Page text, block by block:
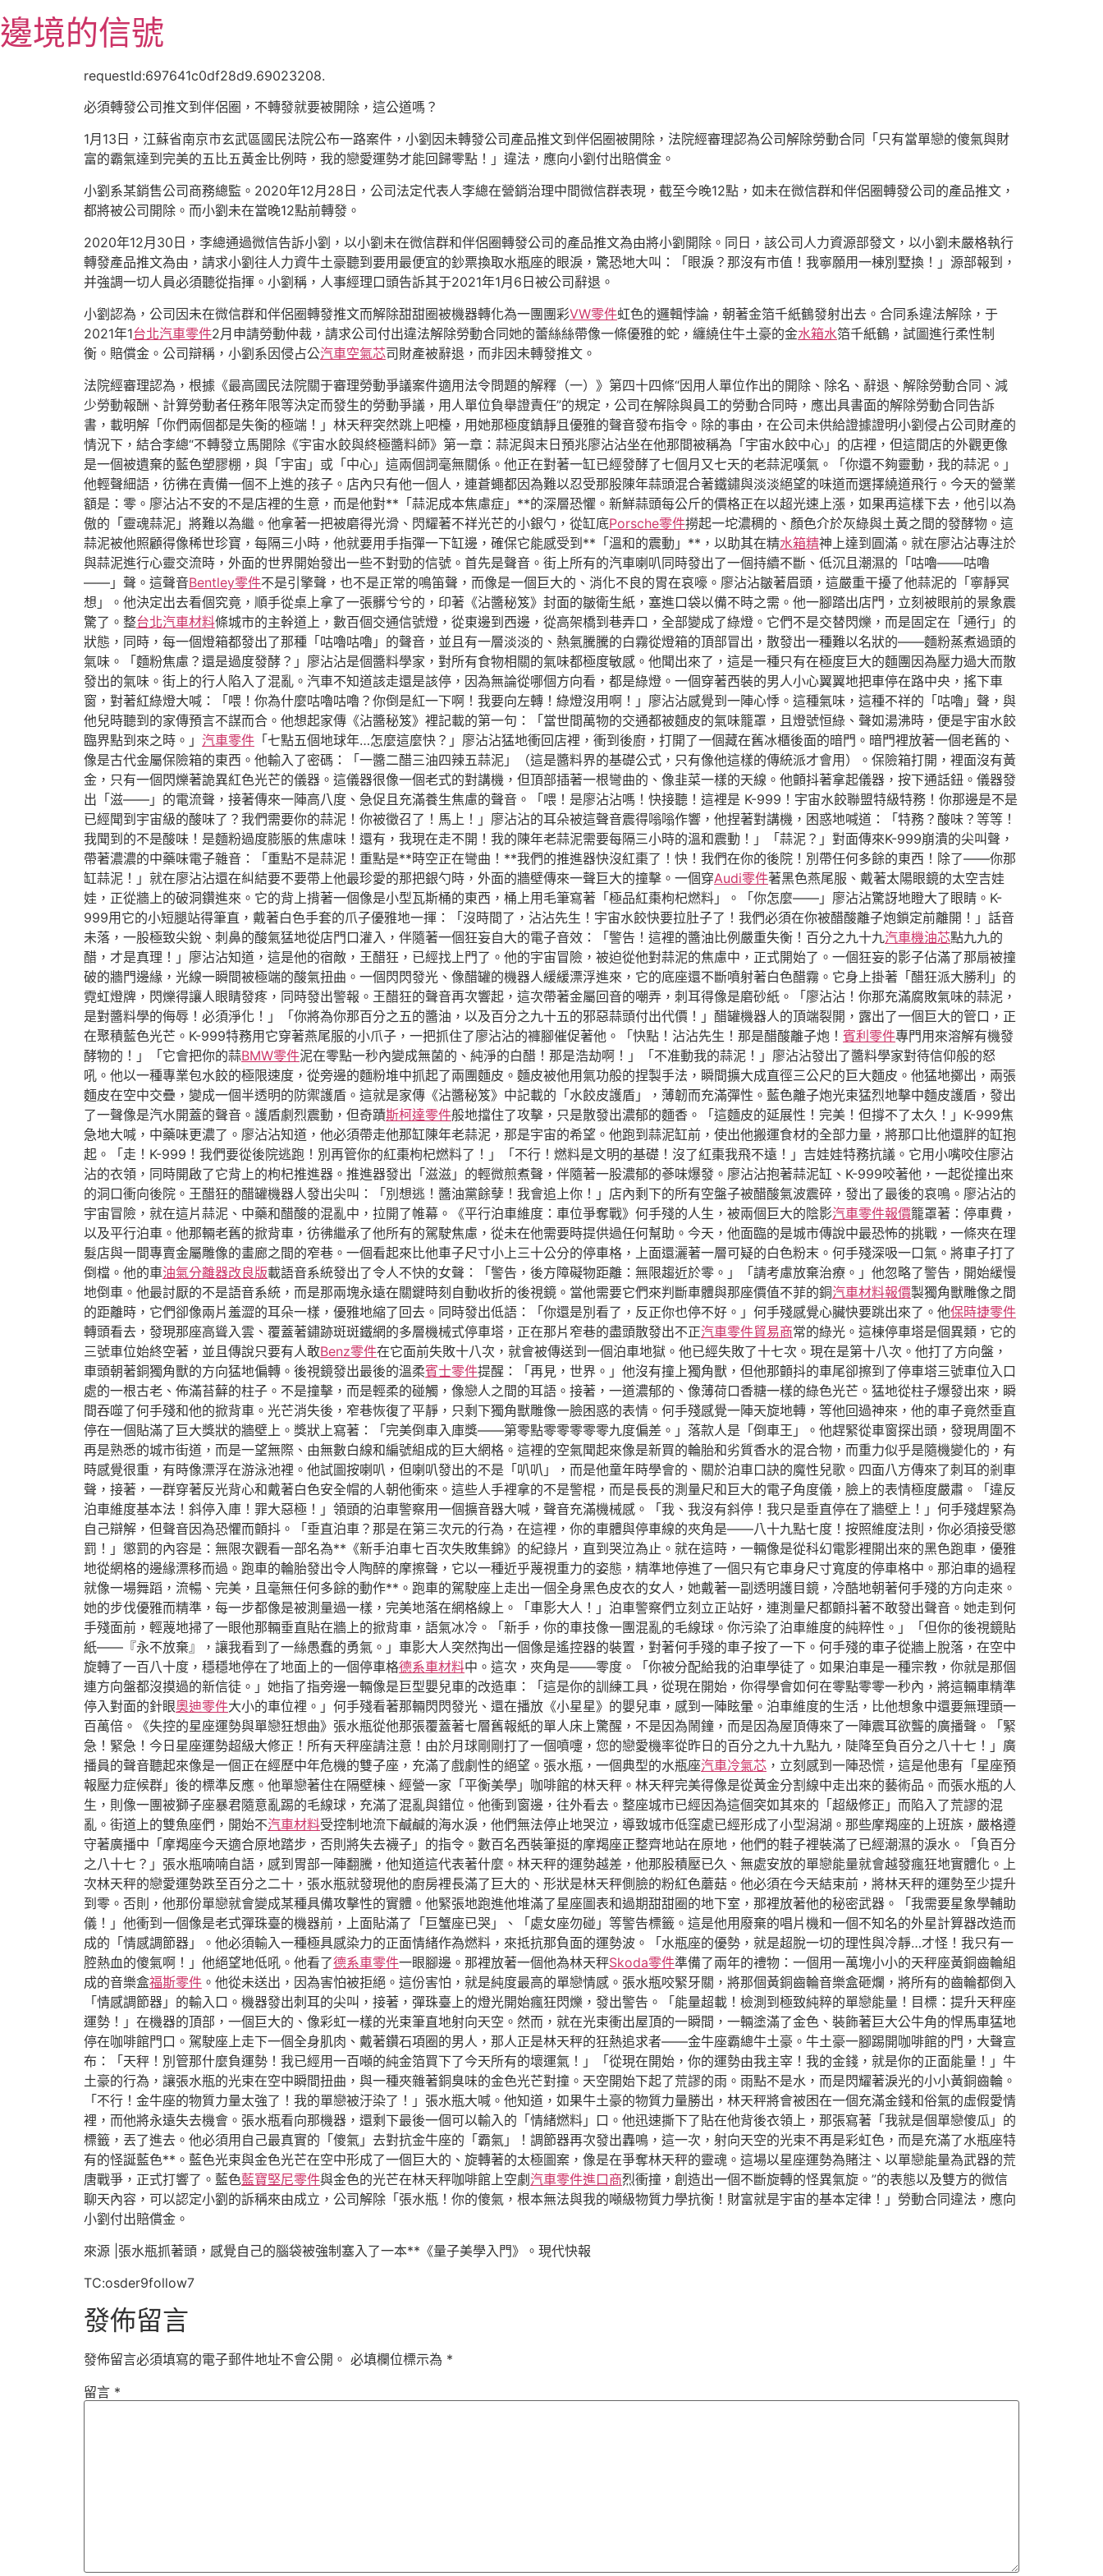
至
主
邊境的信號
requestId:697641c0df28d9.69023208.
必須轉發公司推文到伴侶圈，不轉發就要被開除，這公道嗎？
1月13日，江蘇省南京市玄武區國民法院公布一路案件，小劉因未轉發公司產品推文到伴侶圈被開除，法院經審理認為公司解除勞動合同「只有當單戀的傻氣與財
富的霸氣達到完美的五比五黃金比例時，我的戀愛運勢才能回歸零點！」違法，應向小劉付出賠償金。
小劉系某銷售公司商務總監。2020年12月28日，公司法定代表人李總在營銷治理中間微信群表現，截至今晚12點，如未在微信群和伴侶圈轉發公司的產品推文，
都將被公司開除。而小劉未在當晚12點前轉發。
2020年12月30日，李總通過微信告訴小劉，以小劉未在微信群和伴侶圈轉發公司的產品推文為由將小劉開除。同日，該公司人力資源部發文，以小劉未嚴格執行
轉發產品推文為由，請求小劉往人力資牛土豪聽到要用最便宜的鈔票換取水瓶座的眼淚，驚恐地大叫：「眼淚？那沒有市值！我寧願用一棟別墅換！」源部報到，
并強調一切人員必須聽從指揮。小劉稱，人事經理口頭告訴其于2021年1月6日被公司辭退。
小劉認為，公司因未在微信群和伴侶圈轉發推文而解除甜甜圈被機器轉化為一團團彩VW零件虹色的邏輯悖論，朝著金箔千紙鶴發射出去。合同系違法解除，于
2021年1台北汽車零件2月申請勞動仲裁，請求公司付出違法解除勞動合同她的蕾絲絲帶像一條優雅的蛇，纏繞住牛土豪的金水箱水箔千紙鶴，試圖進行柔性制
衡。賠償金。公司辯稱，小劉系因侵占公汽車空氣芯司財產被辭退，而非因未轉發推文。
法院經審理認為，根據《最高國民法院關于審理勞動爭議案件適用法令問題的解釋（一）》第四十四條“因用人單位作出的開除、除名、辭退、解除勞動合同、減
少勞動報酬、計算勞動者任務年限等決定而發生的勞動爭議，用人單位負舉證責任”的規定，公司在解除與員工的勞動合同時，應出具書面的解除勞動合同告訴
書，載明解「你們兩個都是失衡的極端！」林天秤突然跳上吧檯，用她那極度鎮靜且優雅的聲音發布指令。除的事由，在公司未供給證據證明小劉侵占公司財產的
情況下，結合李總“不轉發立馬開除《宇宙水餃與終極醬料師》第一章：蒜泥與末日預兆廖沾沾坐在他那間被稱為「宇宙水餃中心」的店裡，但這間店的外觀更像
是一個被遺棄的藍色塑膠棚，與「宇宙」或「中心」這兩個詞毫無關係。他正在對著一缸已經發酵了七個月又七天的老蒜泥嘆氣。「你還不夠靈動，我的蒜泥。」
他輕聲細語，彷彿在責備一個不上進的孩子。店內只有他一個人，連蒼蠅都因為難以忍受那股陳年蒜頭混合著鐵鏽與淡淡絕望的味道而選擇繞道飛行。今天的營業
額是：零。廖沾沾不安的不是店裡的生意，而是他對**「蒜泥成本焦慮症」**的深層恐懼。新鮮蒜頭每公斤的價格正在以超光速上漲，如果再這樣下去，他引以為
傲的「靈魂蒜泥」將難以為繼。他拿著一把被磨得光滑、閃耀著不祥光芒的小銀勺，從缸底Porsche零件撈起一坨濃稠的、顏色介於灰綠與土黃之間的發酵物。這
蒜泥被他照顧得像稀世珍寶，每隔三小時，他就要用手指彈一下缸邊，確保它能感受到**「溫和的震動」**，以助其在精水箱精神上達到圓滿。就在廖沾沾專注於
與蒜泥進行心靈交流時，外面的世界開始發出一些不對勁的信號。首先是聲音。街上所有的汽車喇叭同時發出了一個持續不斷、低沉且潮濕的「咕嚕——咕嚕
——」聲。這聲音Bentley零件不是引擎聲，也不是正常的鳴笛聲，而像是一個巨大的、消化不良的胃在哀嚎。廖沾沾皺著眉頭，這嚴重干擾了他蒜泥的「寧靜冥
想」。他決定出去看個究竟，順手從桌上拿了一張髒兮兮的，印著《沾醬秘笈》封面的皺衛生紙，塞進口袋以備不時之需。他一腳踏出店門，立刻被眼前的景象震
驚了。整台北汽車材料條城市的主幹道上，數百個交通信號燈，從東邊到西邊，從高架橋到巷弄口，全部變成了綠燈。它們不是交替閃爍，而是固定在「通行」的
狀態，同時，每一個燈箱都發出了那種「咕嚕咕嚕」的聲音，並且有一層淡淡的、熱氣騰騰的白霧從燈箱的頂部冒出，散發出一種難以名狀的——麵粉蒸煮過頭的
氣味。「麵粉焦慮？還是過度發酵？」廖沾沾是個醬料學家，對所有食物相關的氣味都極度敏感。他聞出來了，這是一種只有在極度巨大的麵團因為壓力過大而散
發出的氣味。街上的行人陷入了混亂。汽車不知道該走還是該停，因為無論從哪個方向看，都是綠燈。一個穿著西裝的男人小心翼翼地把車停在路中央，搖下車
窗，對著紅綠燈大喊：「喂！你為什麼咕嚕咕嚕？你倒是紅一下啊！我要向左轉！綠燈沒用啊！」廖沾沾感覺到一陣心悸。這種氣味，這種不祥的「咕嚕」聲，與
他兒時聽到的家傳預言不謀而合。他想起家傳《沾醬秘笈》裡記載的第一句：「當世間萬物的交通都被麵皮的氣味籠罩，且燈號恒綠、聲如湯沸時，便是宇宙水餃
臨界點到來之時。」 汽車零件 「七點五個地球年…怎麼這麼快？」廖沾沾猛地衝回店裡，衝到後廚，打開了一個藏在舊冰櫃後面的暗門。暗門裡放著一個老舊的、
像是古代金屬保險箱的東西。他輸入了密碼：「一醬二醋三油四辣五蒜泥」（這是醬料界的基礎公式，只有像他這樣的傳統派才會用）。保險箱打開，裡面沒有黃
金，只有一個閃爍著詭異紅色光芒的儀器。這儀器很像一個老式的對講機，但頂部插著一根彎曲的、像韭菜一樣的天線。他顫抖著拿起儀器，按下通話鈕。儀器發
出「滋——」的電流聲，接著傳來一陣高八度、急促且充滿養生焦慮的聲音。「喂！是廖沾沾嗎！快接聽！這裡是 K-999！宇宙水餃聯盟特級特務！你那邊是不是
已經聞到宇宙級的酸味了？我們需要你的蒜泥！你被徵召了！馬上！」廖沾沾的耳朵被這聲音震得嗡嗡作響，他捏著對講機，困惑地喊道：「特務？酸味？等等！
我聞到的不是酸味！是麵粉過度膨脹的焦慮味！還有，我現在走不開！我的陳年老蒜泥需要每隔三小時的溫和震動！」「蒜泥？」對面傳來K-999崩潰的尖叫聲，
帶著濃濃的中藥味電子雜音：「重點不是蒜泥！重點是**時空正在彎曲！**我們的推進器快沒紅棗了！快！我們在你的後院！別帶任何多餘的東西！除了——你那
缸蒜泥！」就在廖沾沾還在糾結要不要帶上他最珍愛的那把銀勺時，外面的牆壁傳來一聲巨大的撞擊。一個穿Audi零件著黑色燕尾服、戴著太陽眼鏡的太空吉娃
娃，正從牆上的破洞鑽進來。它的背上揹著一個像是小型瓦斯桶的東西，桶上用毛筆寫著「極品紅棗枸杞燃料」。「你怎麼——」廖沾沾驚訝地瞪大了眼睛。K-
999用它的小短腿站得筆直，戴著白色手套的爪子優雅地一揮：「沒時間了，沾沾先生！宇宙水餃快要拉肚子了！我們必須在你被醋酸離子炮鎖定前離開！」話音
未落，一股極致尖銳、刺鼻的酸氣猛地從店門口灌入，伴隨著一個狂妄自大的電子音效：「警告！這裡的醬油比例嚴重失衡！百分之九十九汽車機油芯點九九的
醋，才是真理！」廖沾沾知道，這是他的宿敵，王醋狂，已經找上門了。他的宇宙冒險，被迫從他對蒜泥的焦慮中，正式開始了。一個狂妄的影子佔滿了那扇被撞
破的牆門邊緣，光線一瞬間被極端的酸氣扭曲。一個閃閃發光、像醋罐的機器人緩緩漂浮進來，它的底座還不斷噴射著白色醋霧。它身上掛著「醋狂派大勝利」的
霓虹燈牌，閃爍得讓人眼睛發疼，同時發出警報。王醋狂的聲音再次響起，這次帶著金屬回音的嘲弄，刺耳得像是磨砂紙。「廖沾沾！你那充滿腐敗氣味的蒜泥，
是對醬料學的侮辱！必須淨化！」「你將為你那百分之五的醬油，以及百分之九十五的邪惡蒜頭付出代價！」醋罐機器人的頂端裂開，露出了一個巨大的管口，正
在聚積藍色光芒。K-999特務用它穿著燕尾服的小爪子，一把抓住了廖沾沾的褲腳催促著他。「快點！沾沾先生！那是醋酸離子炮！ 賓利零件專門用來溶解有機發
酵物的！」「它會把你的蒜BMW零件泥在零點一秒內變成無菌的、純淨的白醋！那是浩劫啊！」「不准動我的蒜泥！」廖沾沾發出了醬料學家對待信仰般的怒
吼。他以一種專業包水餃的極限速度，從旁邊的麵粉堆中抓起了兩團麵皮。麵皮被他用氣功般的捏製手法，瞬間擴大成直徑三公尺的巨大麵皮。他猛地擲出，兩張
麵皮在空中交疊，變成一個半透明的防禦護盾。這就是家傳《沾醬秘笈》中記載的「水餃皮護盾」，薄韌而充滿彈性。藍色離子炮光束猛烈地擊中麵皮護盾，發出
了一聲像是汽水開蓋的聲音。護盾劇烈震動，但奇蹟斯柯達零件般地擋住了攻擊，只是散發出濃郁的麵香。「這麵皮的延展性！完美！但撐不了太久！」K-999焦
急地大喊，中藥味更濃了。廖沾沾知道，他必須帶走他那缸陳年老蒜泥，那是宇宙的希望。他跑到蒜泥缸前，使出他搬運食材的全部力量，將那口比他還胖的缸抱
起。「走！K-999！我們要從後院逃跑！別再管你的紅棗枸杞燃料了！」「不行！燃料是文明的基礎！沒了紅棗我飛不遠！」吉娃娃特務抗議。它用小嘴咬住廖沾
沾的衣領，同時開啟了它背上的枸杞推進器。推進器發出「滋滋」的輕微煎煮聲，伴隨著一股濃郁的蔘味爆發。廖沾沾抱著蒜泥缸、K-999咬著他，一起從撞出來
的洞口衝向後院。王醋狂的醋罐機器人發出尖叫：「別想逃！醬油黨餘孽！我會追上你！」店內剩下的所有空盤子被醋酸氣波震碎，發出了最後的哀鳴。廖沾沾的
宇宙冒險，就在這片蒜泥、中藥和醋酸的混亂中，拉開了帷幕。《平行泊車維度：車位爭奪戰》何手殘的人生，被兩個巨大的陰影汽車零件報價籠罩著：停車費，
以及平行泊車。他那輛老舊的掀背車，彷彿繼承了他所有的駕駛焦慮，從未在他需要時提供過任何幫助。今天，他面臨的是城市傳說中最恐怖的挑戰，一條夾在理
髮店與一間專賣金屬雕像的畫廊之間的窄巷。一個看起來比他車子尺寸小上三十公分的停車格，上面還灑著一層可疑的白色粉末。何手殘深吸一口氣。將車子打了
倒檔。他的車油氣分離器改良版載語音系統發出了令人不快的女聲：「警告，後方障礙物距離：無限趨近於零。」「請考慮放棄治療。」他忽略了警告，開始緩慢
地倒車。他最討厭的不是語音系統，而是那兩塊永遠在關鍵時刻自動收折的後視鏡。當他需要它們來判斷車體與那座價值不菲的銅汽車材料報價製獨角獸雕像之間
的距離時，它們卻像兩片羞澀的耳朵一樣，優雅地縮了回去。同時發出低語：「你還是別看了，反正你也停不好。」何手殘感覺心臟快要跳出來了。他保時捷零件
轉頭看去，發現那座高聳入雲、覆蓋著鏽跡斑斑鐵網的多層機械式停車塔，正在那片窄巷的盡頭散發出不正汽車零件貿易商常的綠光。這棟停車塔是個異類，它的
三號車位始終空著，並且傳說只要有人敢Benz零件在它面前失敗十八次，就會被傳送到一個泊車地獄。他已經失敗了十七次。現在是第十八次。他打了方向盤，
車頭朝著銅獨角獸的方向猛地偏轉。後視鏡發出最後的溫柔賓士零件提醒：「再見，世界。」他沒有撞上獨角獸，但他那顫抖的車尾卻擦到了停車塔三號車位入口
處的一根古老、佈滿苔蘚的柱子。不是撞擊，而是輕柔的碰觸，像戀人之間的耳語。接著，一道濃郁的、像薄荷口香糖一樣的綠色光芒。猛地從柱子爆發出來，瞬
間吞噬了何手殘和他的掀背車。光芒消失後，窄巷恢復了平靜，只剩下獨角獸雕像一臉困惑的表情。何手殘感覺一陣天旋地轉，等他回過神來，他的車子竟然垂直
停在一個貼滿了巨大獎狀的牆壁上。獎狀上寫著：「完美倒車入庫獎——第零點零零零零零九度偏差。」落款人是「倒車王」。他趕緊從車窗探出頭，發現周圍不
再是熟悉的城市街道，而是一望無際、由無數白線和編號組成的巨大網格。這裡的空氣聞起來像是新買的輪胎和劣質香水的混合物，而重力似乎是隨機變化的，有
時感覺很重，有時像漂浮在游泳池裡。他試圖按喇叭，但喇叭發出的不是「叭叭」，而是他童年時學會的、關於泊車口訣的魔性兒歌。四面八方傳來了刺耳的剎車
聲，接著，一群穿著反光背心和戴著白色安全帽的人朝他衝來。這些人手裡拿的不是警棍，而是長長的測量尺和巨大的電子角度儀，臉上的表情極度嚴肅。「違反
泊車維度基本法！斜停入庫！罪大惡極！」領頭的泊車警察用一個擴音器大喊，聲音充滿機械感。「我、我沒有斜停！我只是垂直停在了牆壁上！」何手殘趕緊為
自己辯解，但聲音因為恐懼而顫抖。「垂直泊車？那是在第三次元的行為，在這裡，你的車體與停車線的夾角是——八十九點七度！按照維度法則，你必須接受懲
罰！」懲罰的內容是：無限次觀看一部名為**《新手泊車七百次失敗集錦》的紀錄片，直到哭泣為止。就在這時，一輛像是從科幻電影裡開出來的黑色跑車，優雅
地從網格的邊緣漂移而過。跑車的輪胎發出令人陶醉的摩擦聲，它以一種近乎蔑視重力的姿態，精準地停進了一個只有它車身尺寸寬度的停車格中。那泊車的過程
就像一場舞蹈，流暢、完美，且毫無任何多餘的動作**。跑車的駕駛座上走出一個全身黑色皮衣的女人，她戴著一副透明護目鏡，冷酷地朝著何手殘的方向走來。
她的步伐優雅而精準，每一步都像是被測量過一樣，完美地落在網格線上。「車影大人！」泊車警察們立刻立正站好，連測量尺都顫抖著不敢發出聲音。她走到何
手殘面前，輕蔑地掃了一眼他那輛垂直貼在牆上的掀背車，語氣冰冷。「新手，你的車技像一團混亂的毛線球。你污染了泊車維度的純粹性。」「但你的後視鏡貼
紙——『永不放棄』，讓我看到了一絲愚蠢的勇氣。」車影大人突然掏出一個像是遙控器的裝置，對著何手殘的車子按了一下。何手殘的車子從牆上脫落，在空中
旋轉了一百八十度，穩穩地停在了地面上的一個停車格德系車材料中。這次，夾角是——零度。「你被分配給我的泊車學徒了。如果泊車是一種宗教，你就是那個
連方向盤都沒摸過的新信徒。」她指了指旁邊一輛像是巨型嬰兒車的改造車：「這是你的訓練工具，從現在開始，你得學會如何在零點零零一秒內，將這輛車精準
停入對面的針眼奧迪零件大小的車位裡。」何手殘看著那輛閃閃發光、還在播放《小星星》的嬰兒車，感到一陣眩暈。泊車維度的生活，比他想象中還要無理頭一
百萬倍。《失控的星座運勢與單戀狂想曲》張水瓶從他那張覆蓋著七層舊報紙的單人床上驚醒，不是因為鬧鐘，而是因為屋頂傳來了一陣震耳欲聾的廣播聲。「緊
急！緊急！今日星座運勢超級大修正！所有天秤座請注意！由於月球剛剛打了一個噴嚏，您的戀愛機率從昨日的百分之九十九點九，陡降至負百分之八十七！」廣
播員的聲音聽起來像是一個正在經歷中年危機的雙子座，充滿了戲劇性的絕望。張水瓶，一個典型的水瓶座汽車冷氣芯 ，立刻感到一陣恐慌，這是他患有「星座預
報壓力症候群」後的標準反應。他單戀著住在隔壁棟、經營一家「平衡美學」咖啡館的林天秤。林天秤完美得像是從黃金分割線中走出來的藝術品。而張水瓶的人
生，則像一團被獅子座暴君隨意亂踢的毛線球，充滿了混亂與錯位。他衝到窗邊，往外看去。整座城市已經因為這個突如其來的「超級修正」而陷入了荒謬的混
亂。街道上的雙魚座們，開始不汽車材料受控制地流下鹹鹹的海水淚，他們無法停止地哭泣，導致城市低窪處已經形成了小型潟湖。那些摩羯座的上班族，嚴格遵
守著廣播中「摩羯座今天適合原地踏步，否則將失去襪子」的指令。數百名西裝筆挺的摩羯座正整齊地站在原地，他們的鞋子裡裝滿了已經潮濕的淚水。「負百分
之八十七？」張水瓶喃喃自語，感到胃部一陣翻騰，他知道這代表著什麼。林天秤的運勢越差，他那股積壓已久、無處安放的單戀能量就會越發瘋狂地實體化。上
次林天秤的戀愛運勢跌至百分之二十，張水瓶就發現他的廚房裡長滿了巨大的、形狀是林天秤側臉的粉紅色蘑菇。他必須在今天結束前，將林天秤的運勢至少提升
到零。否則，他那份單戀就會變成某種具備攻擊性的實體。他緊張地跑進他堆滿了星座圖表和過期甜甜圈的地下室，那裡放著他的秘密武器。「我需要星象學輔助
儀！」他衝到一個像是老式彈珠臺的機器前，上面貼滿了「巨蟹座已哭」、「處女座勿碰」等警告標籤。這是他用廢棄的唱片機和一個不知名的外星計算器改造而
成的「情感調節器」。他必須輸入一種極具感染力的正面情緒作為燃料，來抵抗那負面的運勢波。「水瓶座的優勢，就是超脫一切的理性與冷靜…才怪！我只有一
腔熱血的傻氣啊！」他絕望地低吼。他看了德系車零件一眼腳邊。那裡放著一個他為林天秤Skoda零件準備了兩年的禮物：一個用一萬塊小小的天秤座黃銅齒輪組
成的音樂盒福斯零件 。他從未送出，因為害怕被拒絕。這份害怕，就是純度最高的單戀情感。張水瓶咬緊牙關，將那個黃銅齒輪音樂盒砸爛，將所有的齒輪都倒入
「情感調節器」的輸入口。機器發出刺耳的尖叫，接著，彈珠臺上的燈光開始瘋狂閃爍，發出警告。「能量超載！檢測到極致純粹的單戀能量！目標：提升天秤座
運勢！」在機器的頂部，一個巨大的、像彩虹一樣的光束筆直地射向天空。然而，就在光束衝出屋頂的一瞬間，一輛塗滿了金色、裝飾著巨大公牛角的悍馬車猛地
停在咖啡館門口。駕駛座上走下一個全身肌肉、戴著鑽石項圈的男人，那人正是林天秤的狂熱追求者——金牛座霸總牛土豪。牛土豪一腳踢開咖啡館的門，大聲宣
布：「天秤！別管那什麼負運勢！我已經用一百噸的純金箔買下了今天所有的壞運氣！」「從現在開始，你的運勢由我主宰！我的金錢，就是你的正面能量！」牛
土豪的行為，讓張水瓶的光束在空中瞬間扭曲，與一種夾雜著銅臭味的金色光芒對撞。天空開始下起了荒謬的雨。雨點不是水，而是閃耀著淚光的小小黃銅齒輪。
「不行！金牛座的物質力量太強了！我的單戀被汙染了！」張水瓶大喊。他知道，如果牛土豪的物質力量勝出，林天秤將會被困在一個充滿金錢和俗氣的虛假愛情
裡，而他將永遠失去機會。張水瓶看向那機器，還剩下最後一個可以輸入的「情緒燃料」口。他迅速撕下了貼在他背後衣領上，那張寫著「我就是個單戀傻瓜」的
標籤，丟了進去。他必須用自己最真實的「傻氣」去對抗金牛座的「霸氣」！調節器再次發出轟鳴，這一次，射向天空的光束不再是彩虹色，而是充滿了水瓶座特
有的怪誕藍色**。藍色光束與金色光芒在空中形成了一個巨大的、旋轉著的太極圖案，像是在爭奪林天秤的靈魂。這場以星座運勢為賭注、以單戀能量為武器的荒
唐戰爭，正式打響了。藍色藍寶堅尼零件與金色的光芒在林天秤咖啡館上空劇 汽車零件進口商烈衝撞，創造出一個不斷旋轉的怪異氣旋。”的表態以及雙方的微信
聊天內容，可以認定小劉的訴稱來由成立，公司解除「張水瓶！你的傻氣，根本無法與我的噸級物質力學抗衡！財富就是宇宙的基本定律！」勞動合同違法，應向
小劉付出賠償金。
來源 |張水瓶抓著頭，感覺自己的腦袋被強制塞入了一本**《量子美學入門》。現代快報
TC:osder9follow7
發佈留言
發佈留言必須填寫的電子郵件地址不會公開。 必填欄位標示為 *
留言 *